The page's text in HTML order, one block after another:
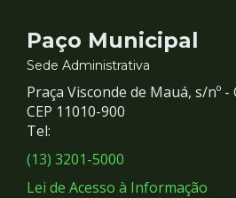
Contato
e
Redes
Sociais
Paço Municipal
Sede Administrativa
Praça Visconde de Mauá, s/nº
CEP 11010-900
Tel:
(13) 3201-5000
Lei de Acesso à Informação